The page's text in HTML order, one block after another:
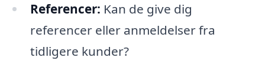
Referencer: Kan de give dig
referencer eller anmeldelser fra
tidligere kunder?